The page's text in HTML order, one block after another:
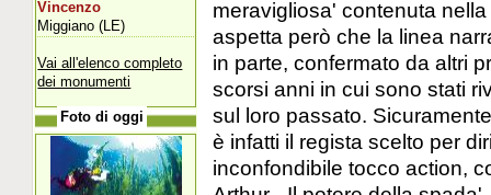
meravigliosa' contenuta
aspetta però che la linea
in parte, confermato da altri
scorsi anni in cui sono stati
sul loro passato.
è infatti il regista scelto per
inconfondibile tocco action,
Vincenzo
Miggiano (LE)
Vai all'elenco completo
dei monumenti
Foto di oggi